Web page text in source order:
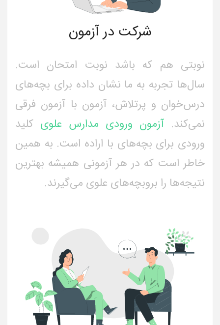
شرکت در آزمون
نوبتی هم که باشد نوبت امتحان است.
سال‌ها تجربه به ما نشان داده برای بچه‌های
درس‌خوان و پرتلاش، آزمون با آزمون فرقی
نمی‌کند. آزمون ورودی مدارس علوی کلید
ورودی برای بچه‌های با اراده است. به همین
خاطر است که در هر آزمونی همیشه بهترین
نتیجه‌ها را بروبچه‌های علوی می‌گیرند.